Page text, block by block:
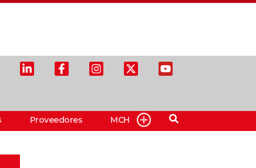
Proveedores MCH